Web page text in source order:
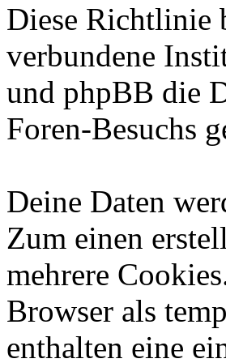
Diese Richtlinie
verbundene
und phpBB die
Foren-Besuchs
Deine Daten
Zum einen
mehrere
Browser als
enthalten eine